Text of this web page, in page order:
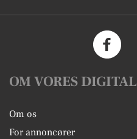
OM VORES DIGITAL
Om os
For annoncører